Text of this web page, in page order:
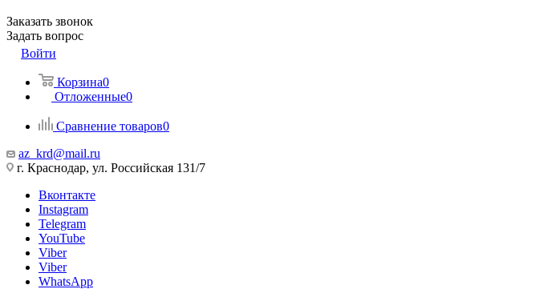
Заказать звонок
Задать вопрос
Войти
Корзина0
Отложенные0
Сравнение товаров0
az_krd@mail.ru
г. Краснодар, ул. Российская 131/7
Вконтакте
Instagram
Telegram
YouTube
Viber
Viber
WhatsApp